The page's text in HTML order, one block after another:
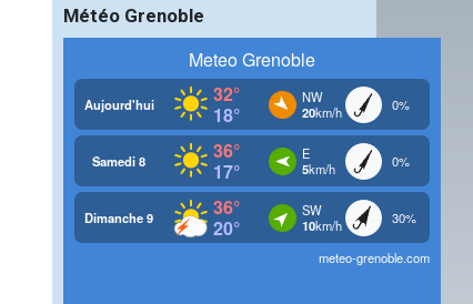
Météo Grenoble